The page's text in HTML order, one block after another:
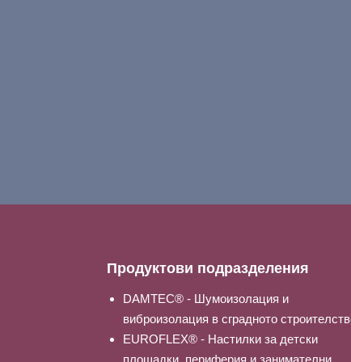
Продуктови подразделения
DAMTEC® - Шумоизолация и
виброизолация в сградното
EUROFLEX® - Настилки за детски